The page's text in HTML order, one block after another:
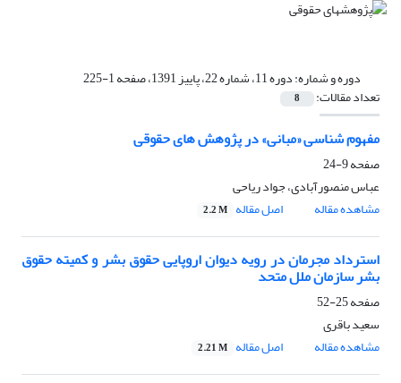
دوره و شماره:دوره 11، شماره 22، پاییز 1391، صفحه 1-225
تعداد مقالات: 8
مفهوم شناسی «مبانی» در پژوهش های حقوقی
صفحه9-24
عباس منصورآبادی، جواد ریاحی
مشاهده مقاله
اصل مقاله 2.2 M
استرداد مجرمان در رویه دیوان اروپایی حقوق بشر و کمیته حقوق
بشر سازمان ملل متحد
صفحه25-52
سعید باقری
مشاهده مقاله
اصل مقاله 2.21 M